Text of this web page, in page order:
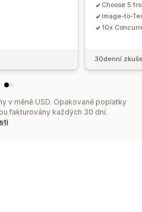
Choose 5
Image-to-
10x
30denní
v měně USD. Opakované poplatky
fakturovány každých 30 dní.